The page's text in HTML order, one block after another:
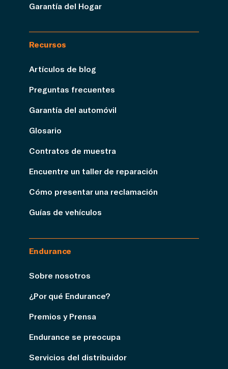
Garantía del Hogar
Recursos
Artículos de blog
Preguntas frecuentes
Garantía del automóvil
Glosario
Contratos de muestra
Encuentre un taller de reparación
Cómo presentar una reclamación
Guías de vehículos
Endurance
Sobre nosotros
¿Por qué Endurance?
Premios y Prensa
Endurance se preocupa
Servicios del distribuidor